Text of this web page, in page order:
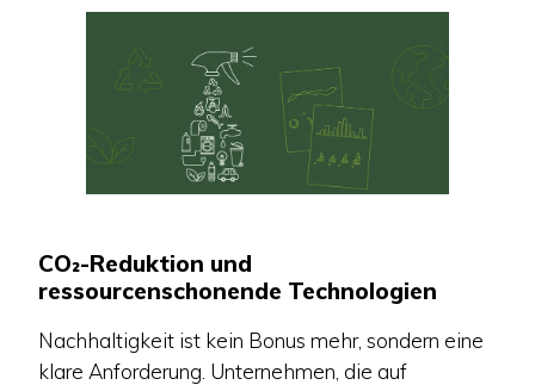
CO₂-Reduktion und
ressourcenschonende Technologien
Nachhaltigkeit ist kein Bonus mehr, sondern eine
klare Anforderung. Unternehmen, die auf